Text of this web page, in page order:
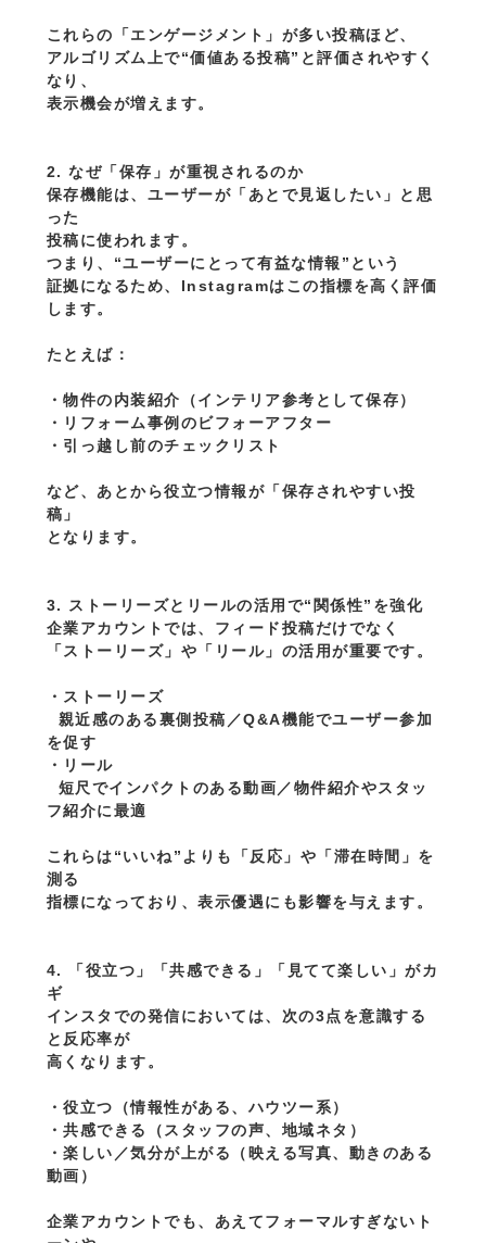
これらの「エンゲージメント」が多い投稿ほど、
アルゴリズム上で“価値ある投稿”と評価されやすく
なり、
表示機会が増えます。
2. なぜ「保存」が重視されるのか
保存機能は、ユーザーが「あとで見返したい」と思
った
投稿に使われます。
つまり、“ユーザーにとって有益な情報”という
証拠になるため、Instagramはこの指標を高く評価
します。
たとえば：
・物件の内装紹介（インテリア参考として保存）
・リフォーム事例のビフォーアフター
・引っ越し前のチェックリスト
など、あとから役立つ情報が「保存されやすい投
稿」
となります。
3. ストーリーズとリールの活用で“関係性”を強化
企業アカウントでは、フィード投稿だけでなく
「ストーリーズ」や「リール」の活用が重要です。
・ストーリーズ
を促す
・リール
フ紹介に最適
これらは“いいね”よりも「反応」や「滞在時間」を
測る
指標になっており、表示優遇にも影響を与えます。
4. 「役立つ」「共感できる」「見てて楽しい」がカ
ギ
インスタでの発信においては、次の3点を意識する
と反応率が
高くなります。
・役立つ（情報性がある、ハウツー系）
・共感できる（スタッフの声、地域ネタ）
・楽しい／気分が上がる（映える写真、動きのある
動画）
企業アカウントでも、あえてフォーマルすぎないト